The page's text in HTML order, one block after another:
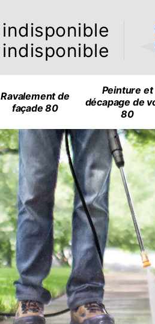
indisponible
indisponible
Ravalement de
façade 80
Peinture et
décapage de
80